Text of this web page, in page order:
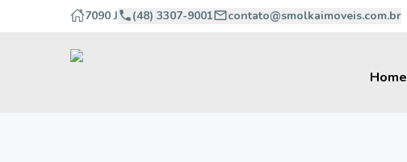
7090 J (48) 3307-9001 contato@smolkaimoveis.com.br
Home